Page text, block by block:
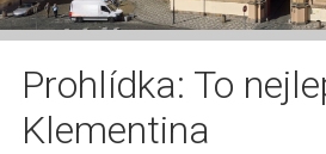
Prohlídka: To
Klementina